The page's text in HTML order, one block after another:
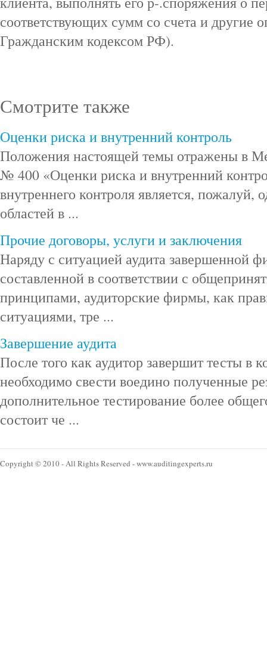
соответствующих сумм со счета и другие
Гражданским кодексом РФ).
Смотрите также
Оценки риска и внутренний контроль
Положения настоящей темы отражены в
№ 400 «Оценки риска и внутренний
внутреннего контроля является,
областей в ...
Прочие договоры, услуги и заключения
Наряду с ситуацией аудита завершенной
составленной в соответствии с
принципами, аудиторские фирмы, как
ситуациями, тре ...
Завершение аудита
После того как аудитор завершит тесты в
необходимо свести воедино полученные
дополнительное тестирование более
состоит че ...
Copyright © 2010 - All Rights Reserved - www.auditingexperts.ru